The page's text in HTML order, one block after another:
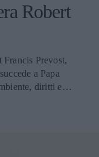
Robert
Francis Prevost,
a Papa
diritti e